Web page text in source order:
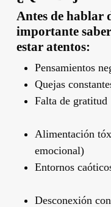
Antes de hablar
importante
estar atentos:
Pensamientos
Quejas
Falta de gratitud
Alimentación
emocional)
Entornos
Desconexión